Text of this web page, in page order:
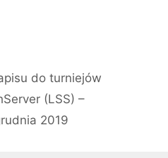
do turniejów
(LSS) –
2019